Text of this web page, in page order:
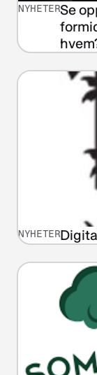
NYHETERSe
NYHETER